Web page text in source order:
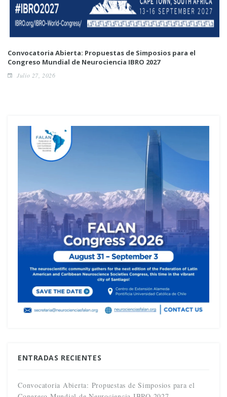
Convocatoria Abierta: Propuestas de Simposios para el
Congreso Mundial de Neurociencia IBRO 2027
Julio 27, 2026
ENTRADAS RECIENTES
Convocatoria Abierta: Propuestas de Simposios para el